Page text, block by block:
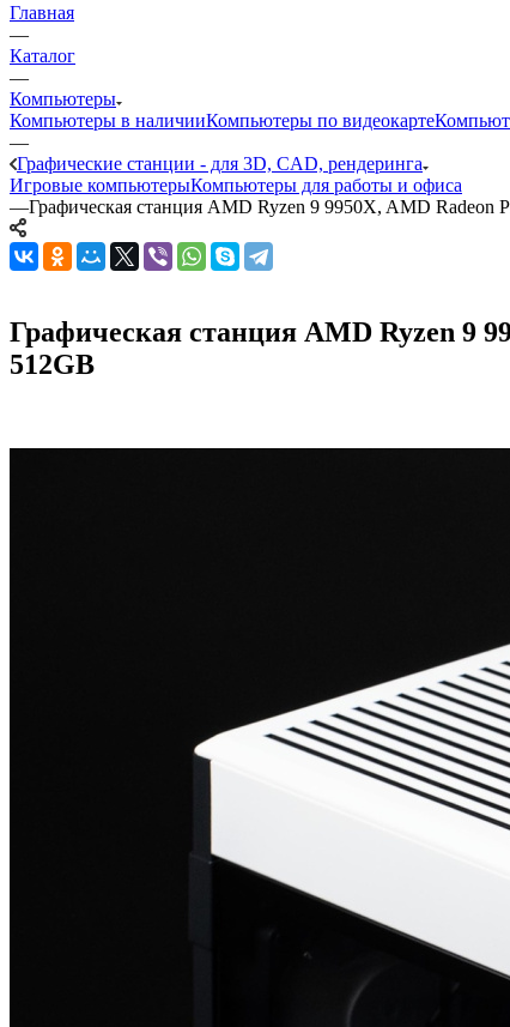
Главная
—
Каталог
—
Компьютеры
Компьютеры в наличииКомпьютеры по видеокарте
—
Графические станции - для 3D, CAD, рендеринга
Игровые компьютерыКомпьютеры для работы и офиса
—Графическая станция AMD Ryzen 9 9950X, AMD Radeon
Графическая станция AMD Ryzen 9
512GB